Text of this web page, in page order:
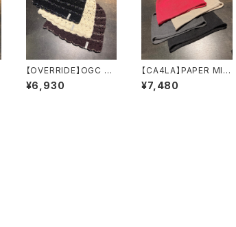
【OVERRIDE】OGC C
ROCHET BEANIE SG
ニット 261
¥6,930
【CA4LA】PAPER MIS
SILE ニット
ZKN02740
¥7,480